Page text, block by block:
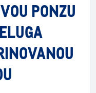
PONZU